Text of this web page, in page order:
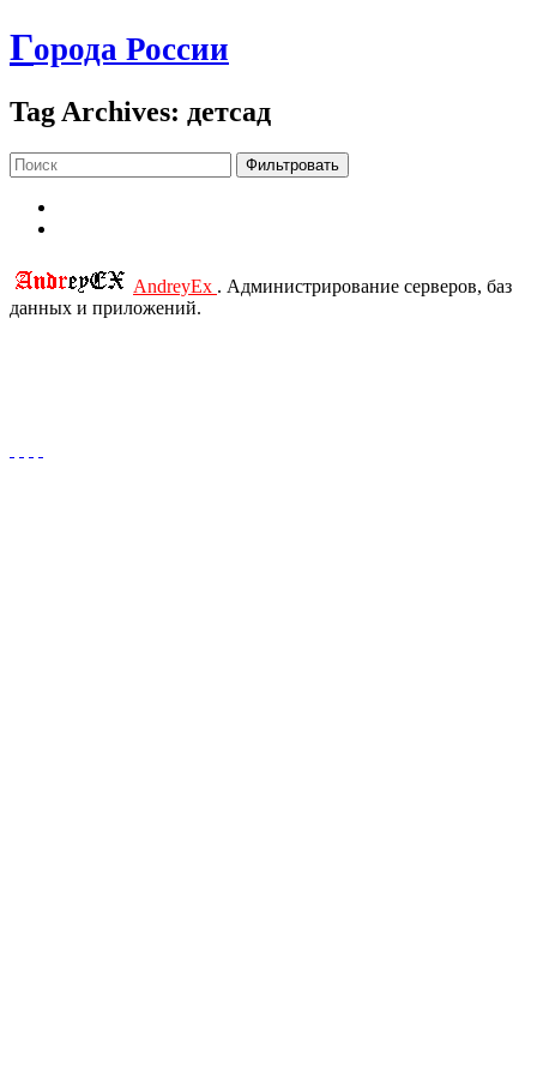
Города России
Tag Archives: детсад
Фильтровать
AndreyEx . Администрирование серверов, баз
данных и приложений.